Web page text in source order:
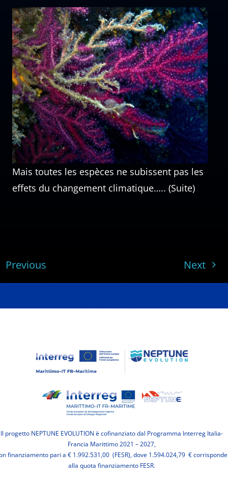
Mais toutes les espèces ne subissent pas les
effets du changement climatique….. (Suite)
Previous Next
Il progetto NEPTUNE EVOLUTION è cofinanziato dal Programma Interreg Italia-
Francia Marittimo 2021 – 2027,
finanziamento pari a € 1.992.531,00 (FESR), dove 1.594.024,79 € corrisponde
alla quota finanziamento FESR.